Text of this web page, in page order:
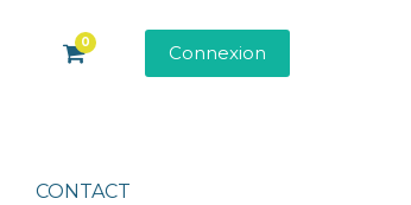
0 Connexion
CONTACT